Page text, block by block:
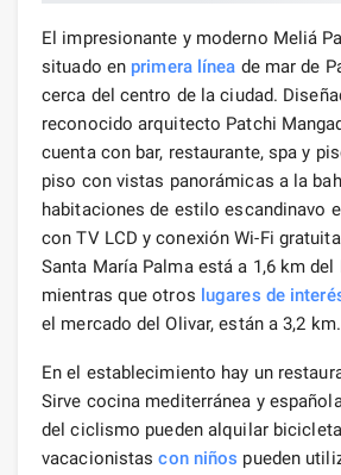
El impresionante y moderno Meliá
situado en primera línea de mar de
cerca del centro de la ciudad.
reconocido arquitecto Patchi
cuenta con bar, restaurante, spa y
piso con vistas panorámicas a la
habitaciones de estilo escandinavo
con TV LCD y conexión Wi-Fi
Santa María Palma está a 1,6 km del
mientras que otros lugares de
el mercado del Olivar, están a 3,2 km.
En el establecimiento hay un
Sirve cocina mediterránea y
del ciclismo pueden alquilar
vacacionistascon niños pueden